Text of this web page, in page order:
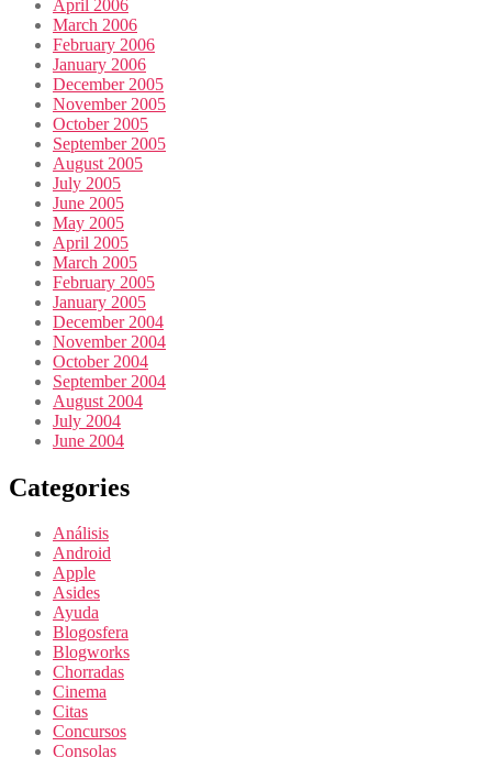
April 2006
March 2006
February 2006
January 2006
December 2005
November 2005
October 2005
September 2005
August 2005
July 2005
June 2005
May 2005
April 2005
March 2005
February 2005
January 2005
December 2004
November 2004
October 2004
September 2004
August 2004
July 2004
June 2004
Categories
Análisis
Android
Apple
Asides
Ayuda
Blogosfera
Blogworks
Chorradas
Cinema
Citas
Concursos
Consolas